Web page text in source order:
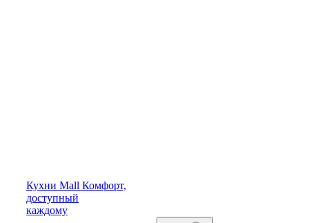
Кухни Mall Комфорт,
доступный
каждому